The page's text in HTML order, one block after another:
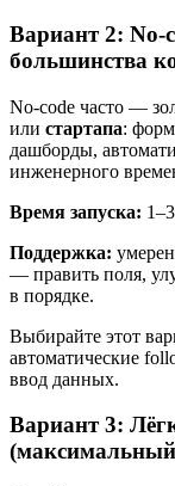
Вариант 2: No-
большинства
No-code часто —
или стартапа:
дашборды,
инженерного
Время запуска:
Поддержка:
— править поля,
в порядке.
Выбирайте этот
автоматические
ввод данных.
Вариант 3: